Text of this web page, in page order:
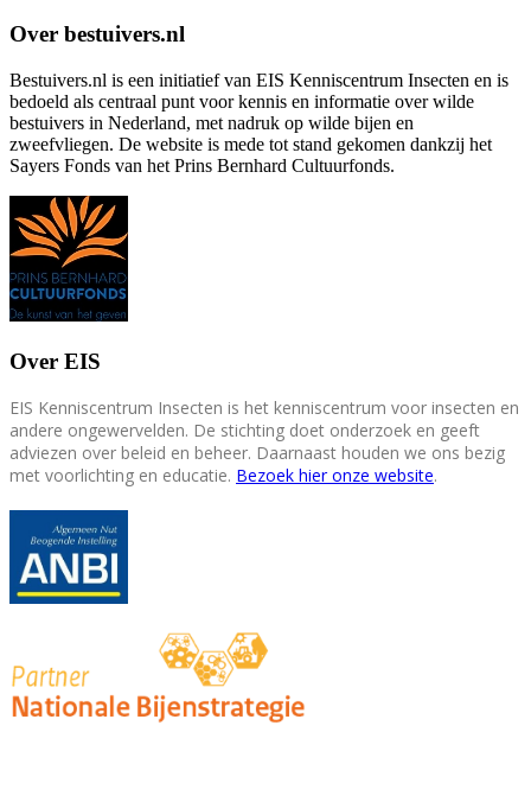
Over bestuivers.nl
Bestuivers.nl is een initiatief van EIS Kenniscentrum Insecten en is
bedoeld als centraal punt voor kennis en informatie over wilde
bestuivers in Nederland, met nadruk op wilde bijen en
zweefvliegen. De website is mede tot stand gekomen dankzij het
Sayers Fonds van het Prins Bernhard Cultuurfonds.
Over EIS
EIS Kenniscentrum Insecten is het kenniscentrum voor insecten en
andere ongewervelden. De stichting doet onderzoek en geeft
adviezen over beleid en beheer. Daarnaast houden we ons bezig
met voorlichting en educatie. Bezoek hier onze website.